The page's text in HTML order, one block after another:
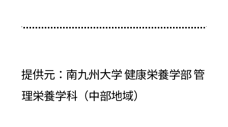
提供元：南九州大学 健康栄養学部 管
理栄養学科（中部地域）